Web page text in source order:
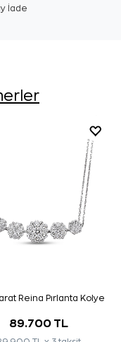
İade
Reina Pırlanta Kolye
89.700 TL